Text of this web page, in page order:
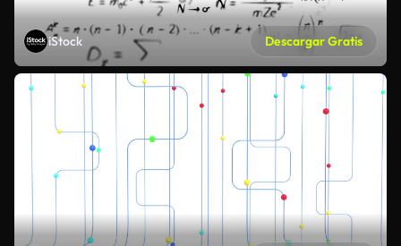
iStock Descargar Gratis